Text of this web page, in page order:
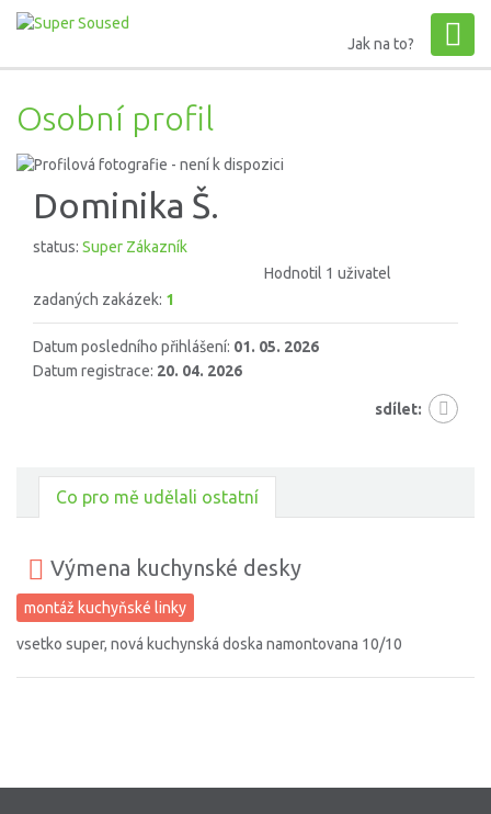
Jak na to?
Osobní profil
Dominika Š.
status: Super Zákazník
Hodnotil 1 uživatel
zadaných zakázek: 1
Datum posledního přihlášení: 01. 05. 2026
Datum registrace: 20. 04. 2026
sdílet:
Co pro mě udělali ostatní
Výmena kuchynské desky
montáž kuchyňské linky
vsetko super, nová kuchynská doska namontovana 10/10